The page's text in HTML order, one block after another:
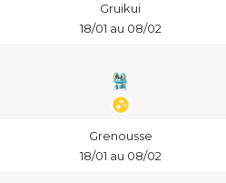
Gruikui
18/01 au 08/02
Grenousse
18/01 au 08/02